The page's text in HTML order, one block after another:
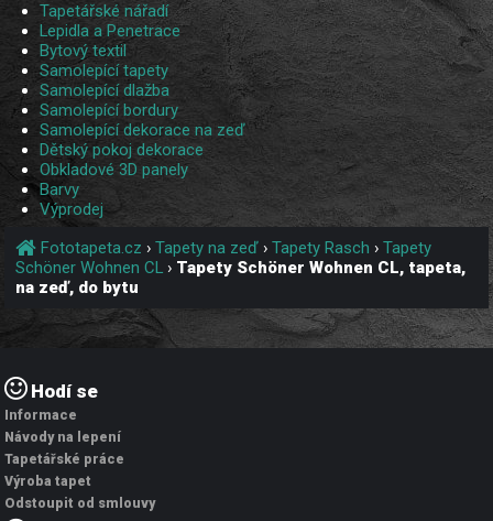
Tapetářské nářadí
Lepidla a Penetrace
Bytový textil
Samolepící tapety
Samolepící dlažba
Samolepící bordury
Samolepící dekorace na zeď
Dětský pokoj dekorace
Obkladové 3D panely
Barvy
Výprodej
Fototapeta.cz ›Tapety na zeď ›Tapety Rasch ›Tapety
Schöner Wohnen CL › Tapety Schöner Wohnen CL, tapeta,
na zeď, do bytu
Hodí se
Informace
Návody na lepení
Tapetářské práce
Výroba tapet
Odstoupit od smlouvy